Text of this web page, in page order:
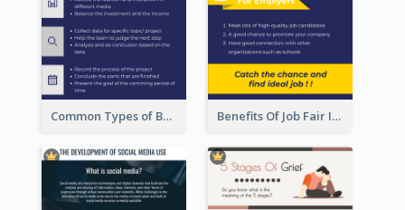
Common Types of Business Report Infographic Benefits Of Job Fair Infographic